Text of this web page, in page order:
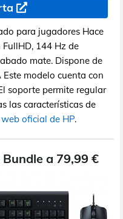
para jugadores Hace
144 Hz de
mate. Dispone de
modelo cuenta con
soporte permite regular
las características de
web oficial de HP.
Bundle a 79,99 €